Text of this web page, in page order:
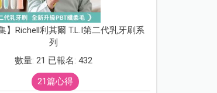
】Richell利其爾 T.L.I第二代乳牙刷系
列
數量: 21 已報名: 432
21篇心得